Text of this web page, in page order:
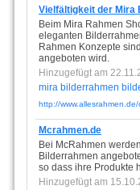
Vielfältigkeit der Mira
Beim Mira Rahmen
eleganten
Rahmen Konzepte
angeboten wird.
Hinzugefügt am
mira bilderrahmen
http://
Mcrahmen.de
Bei McRahmen
Bilderrahmen
so dass ihre Produkte
Hinzugefügt am